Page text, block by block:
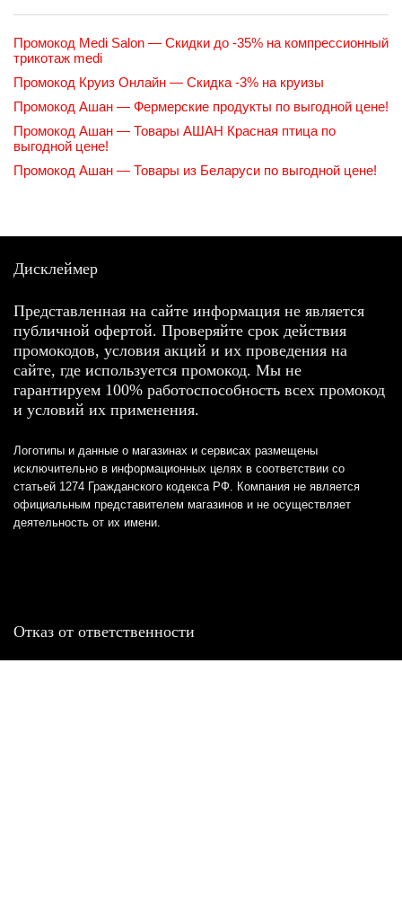
Промокод Medi Salon — Скидки до -35% на компрессионный
трикотаж medi
Промокод Круиз Онлайн — Скидка -3% на круизы
Промокод Ашан — Фермерские продукты по выгодной цене!
Промокод Ашан — Товары АШАН Красная птица по
выгодной цене!
Промокод Ашан — Товары из Беларуси по выгодной цене!
Дисклеймер
Представленная на сайте информация не является
публичной офертой. Проверяйте срок действия
промокодов, условия акций и их проведения на
сайте, где используется промокод. Мы не
гарантируем 100% работоспособность всех промокод
и условий их применения.
Логотипы и данные о магазинах и сервисах размещены
исключительно в информационных целях в соответствии со
статьей 1274 Гражданского кодекса РФ. Компания не является
официальным представителем магазинов и не осуществляет
деятельность от их имени.
Отказ от ответственности